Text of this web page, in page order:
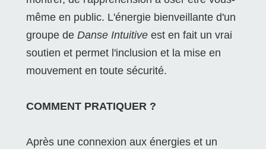
même en public. L'énergie bienveillante d'un
groupe de Danse Intuitive est en fait un vrai
soutien et permet l'inclusion et la mise en
mouvement en toute sécurité.
COMMENT PRATIQUER ?
Après une connexion aux énergies et un